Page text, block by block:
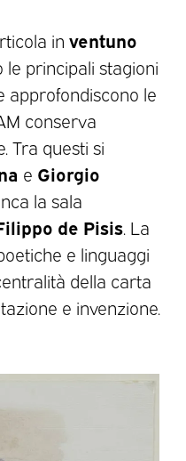
in ventuno
principali stagioni
approfondiscono le
conserva
Tra questi si
e Giorgio
la sala
de Pisis. La
e linguaggi
della carta
e invenzione.